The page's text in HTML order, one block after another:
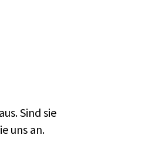
Sind sie
uns an.